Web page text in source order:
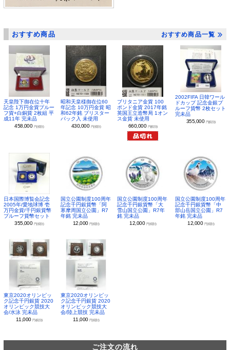
おすすめ商品 おすすめ商品一覧
天皇陛下御在位十年
記念 1万円金貨プルー
フ貨+白銅貨 2枚組 平
成11年 完未品
458,000 円(税別)
昭和天皇様御在位60
年記念 10万円金貨 昭
和62年銘 ブリスター
パック入 未使用
430,000 円(税別)
ブリタニア金貨 100
ポンド金貨 2017年銘
英国王立造幣局 1オン
ス金貨 未使用
660,000 円(税別)
2002FIFA 日韓ワール
ドカップ 記念金銀プ
ルーフ貨幣 2枚セット
完未品
355,000 円(税別)
日本国際博覧会記念
2005年/愛地球博 壱
万円金貨/千円銀貨幣
プルーフ貨幣セット
355,000 円(税別)
国立公園制度100周年
記念千円銀貨幣「阿
寒摩周国立公園」R7
年銘 完未品
12,000 円(税別)
国立公園制度100周年
記念千円銀貨幣「大
雪山国立公園」R7年
銘 完未品
12,000 円(税別)
国立公園制度100周年
記念千円銀貨幣「中
部山岳国立公園」R7
年銘 完未品
12,000 円(税別)
東京2020オリンピッ
ク記念千円銀貨 2020
オリンピック競技大
会/水泳 完未品
11,000円(税別)
東京2020オリンピッ
ク記念千円銀貨 2020
オリンピック競技大
会/陸上競技 完未品
11,000 円(税別)
ご注文の流れ